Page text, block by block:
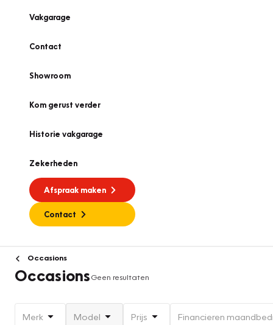
Vakgarage
Contact
Showroom
Kom gerust verder
Historie vakgarage
Zekerheden
Afspraak maken
Contact
Occasions
OccasionsGeen resultaten
Merk Model Prijs Financieren